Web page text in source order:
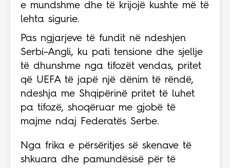
e mundshme dhe të krijojë kushte më të
lehta sigurie.
Pas ngjarjeve të fundit në ndeshjen
Serbi–Angli, ku pati tensione dhe sjellje
të dhunshme nga tifozët vendas, pritet
që UEFA të japë një dënim të rëndë,
ndeshja me Shqipërinë pritet të luhet
pa tifozë, shoqëruar me gjobë të
majme ndaj Federatës Serbe.
Nga frika e përsëritjes së skenave të
shkuara dhe pamundësisë për të